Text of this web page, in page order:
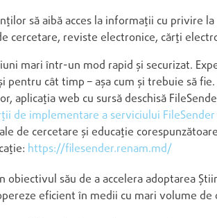
să aibă acces la informații cu privire
cercetare, reviste electronice, cărți
mari într-un mod rapid și securizat.
pentru cât timp – așa cum și trebuie să
aplicația web cu sursă deschisă
de implementare a serviciului FileSender
de cercetare și educație
https://filesender.renam.md/
obiectivul său de a accelera adoptarea
eficient în medii cu mari volume de